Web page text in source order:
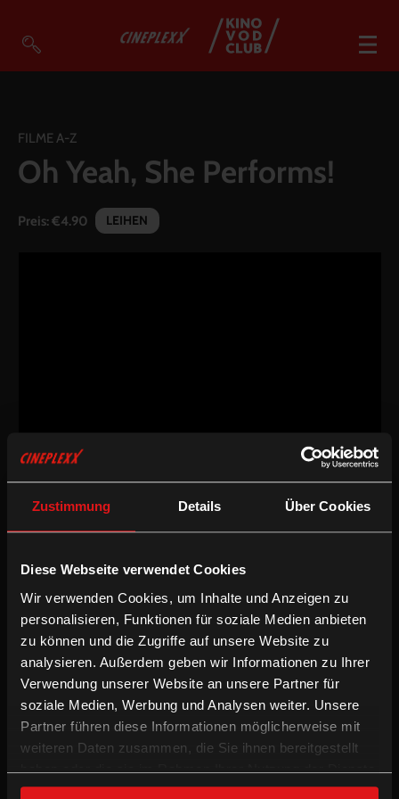
Zustimmung Details Über Cookies
Diese Webseite verwendet Cookies
Wir verwenden Cookies, um Inhalte und Anzeigen zu
personalisieren, Funktionen für soziale Medien anbieten
zu können und die Zugriffe auf unsere Website zu
analysieren. Außerdem geben wir Informationen zu Ihrer
Verwendung unserer Website an unsere Partner für
soziale Medien, Werbung und Analysen weiter. Unsere
Partner führen diese Informationen möglicherweise mit
weiteren Daten zusammen, die Sie ihnen bereitgestellt
haben oder die sie im Rahmen Ihrer Nutzung der Dienste
gesammelt haben.
So geht’s
Filmpakete
FILME A-Z
Oh Yeah, She Performs!
Preis:€4.90 LEIHEN
Dokumentarfilm/2012/101min
Regie:Mirjam Unger
Kamera:Eva Testor
Schnitt:
Karina Ressler
Besetzung:Clara Humpel (Clara Luzia), Eva Jantschitsch (Gustav),
Vera Kropf (Luise Pop), Teresa Rotschopf
Sprache & Untertitel:Deutsche OV mit enUT
Dokumentarfilm/Englische UT
Nervosität back-stage, Adrenalin on-stage, Band-Alltag off-stage.
Vier junge Frauen, die ein Traum verbindet: eigene Musik zu
Kompromisse! Gustav, Clara Luzia, Teresa Rotschopf und Luise